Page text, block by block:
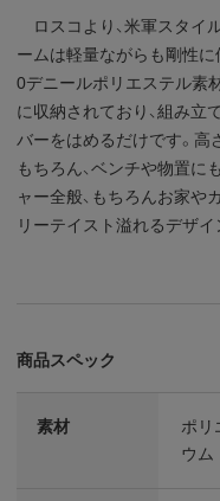
ロスコより、米軍スタイ
ームは軽量ながらも剛性に
0デニールポリエステル素
に収納されており、組み立
バーをはめるだけです。高
もちろん、ベンチや物置に
ャー全般、もちろんお家や
リーテイスト溢れるデザイ
商品スペック
素材
ポリ
ウム